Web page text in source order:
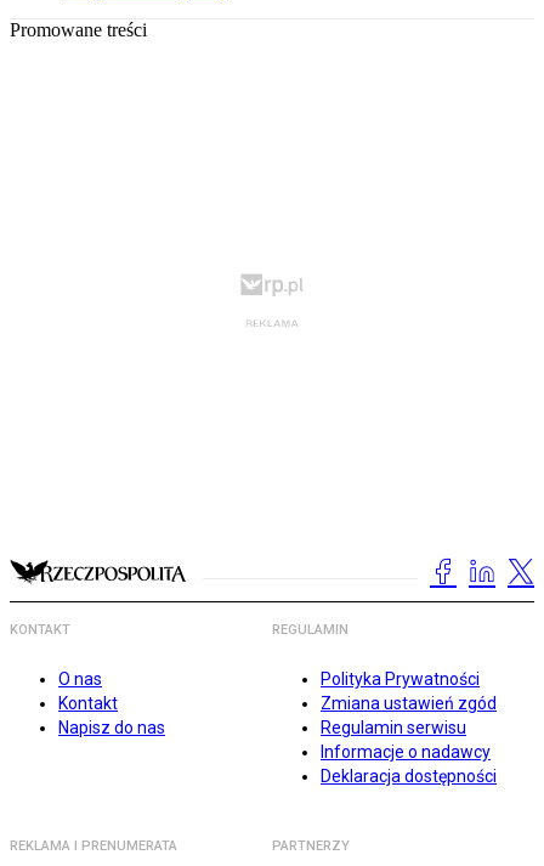
Promowane treści
KONTAKT
O nas
Kontakt
Napisz do nas
REGULAMIN
Polityka Prywatności
Zmiana ustawień zgód
Regulamin serwisu
Informacje o nadawcy
Deklaracja dostępności
REKLAMA I PRENUMERATA PARTNERZY